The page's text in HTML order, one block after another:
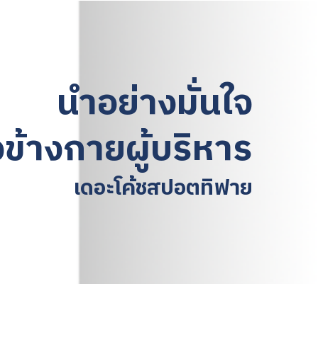
นำอย่างมั่นใจ
างกายผู้บริหาร
เดอะโค้ชสปอตทิฟาย